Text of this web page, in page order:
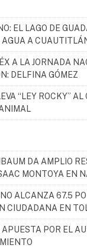
EL LAGO DE
A
A LA JORNADA
DELFINA GÓMEZ
“LEY ROCKY” AL
DA AMPLIO
MONTOYA EN
ALCANZA 67.5
CIUDADANA EN
POR EL